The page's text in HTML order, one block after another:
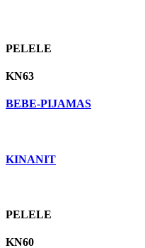
PELELE
KN63
BEBE-PIJAMAS
KINANIT
PELELE
KN60